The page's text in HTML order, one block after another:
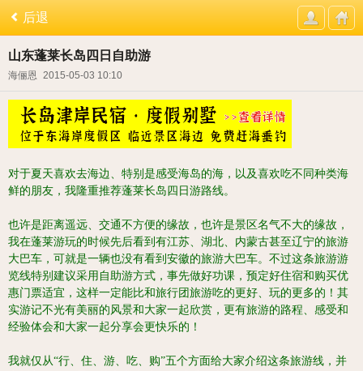
后退
山东蓬莱长岛四日自助游
海俪恩 2015-05-03 10:10
对于夏天喜欢去海边、特别是感受海岛的海，以及喜欢吃不同种类海
鲜的朋友，我隆重推荐蓬莱长岛四日游路线。
也许是距离遥远、交通不方便的缘故，也许是景区名气不大的缘故，
我在蓬莱游玩的时候先后看到有江苏、湖北、内蒙古甚至辽宁的旅游
大巴车，可就是一辆也没有看到安徽的旅游大巴车。 不过这条旅游游
览线特别建议采用自助游方式，事先做好功课，预定好住宿和购买优
惠门票适宜，这样一定能比和旅行团旅游吃的更好、玩的更多的！ 其
实游记不光有美丽的风景和大家一起欣赏，更有旅游的路程、感受和
经验体会和大家一起分享会更快乐的！
我就仅从“行、住、游、吃、购”五个方面给大家介绍这条旅游线，并